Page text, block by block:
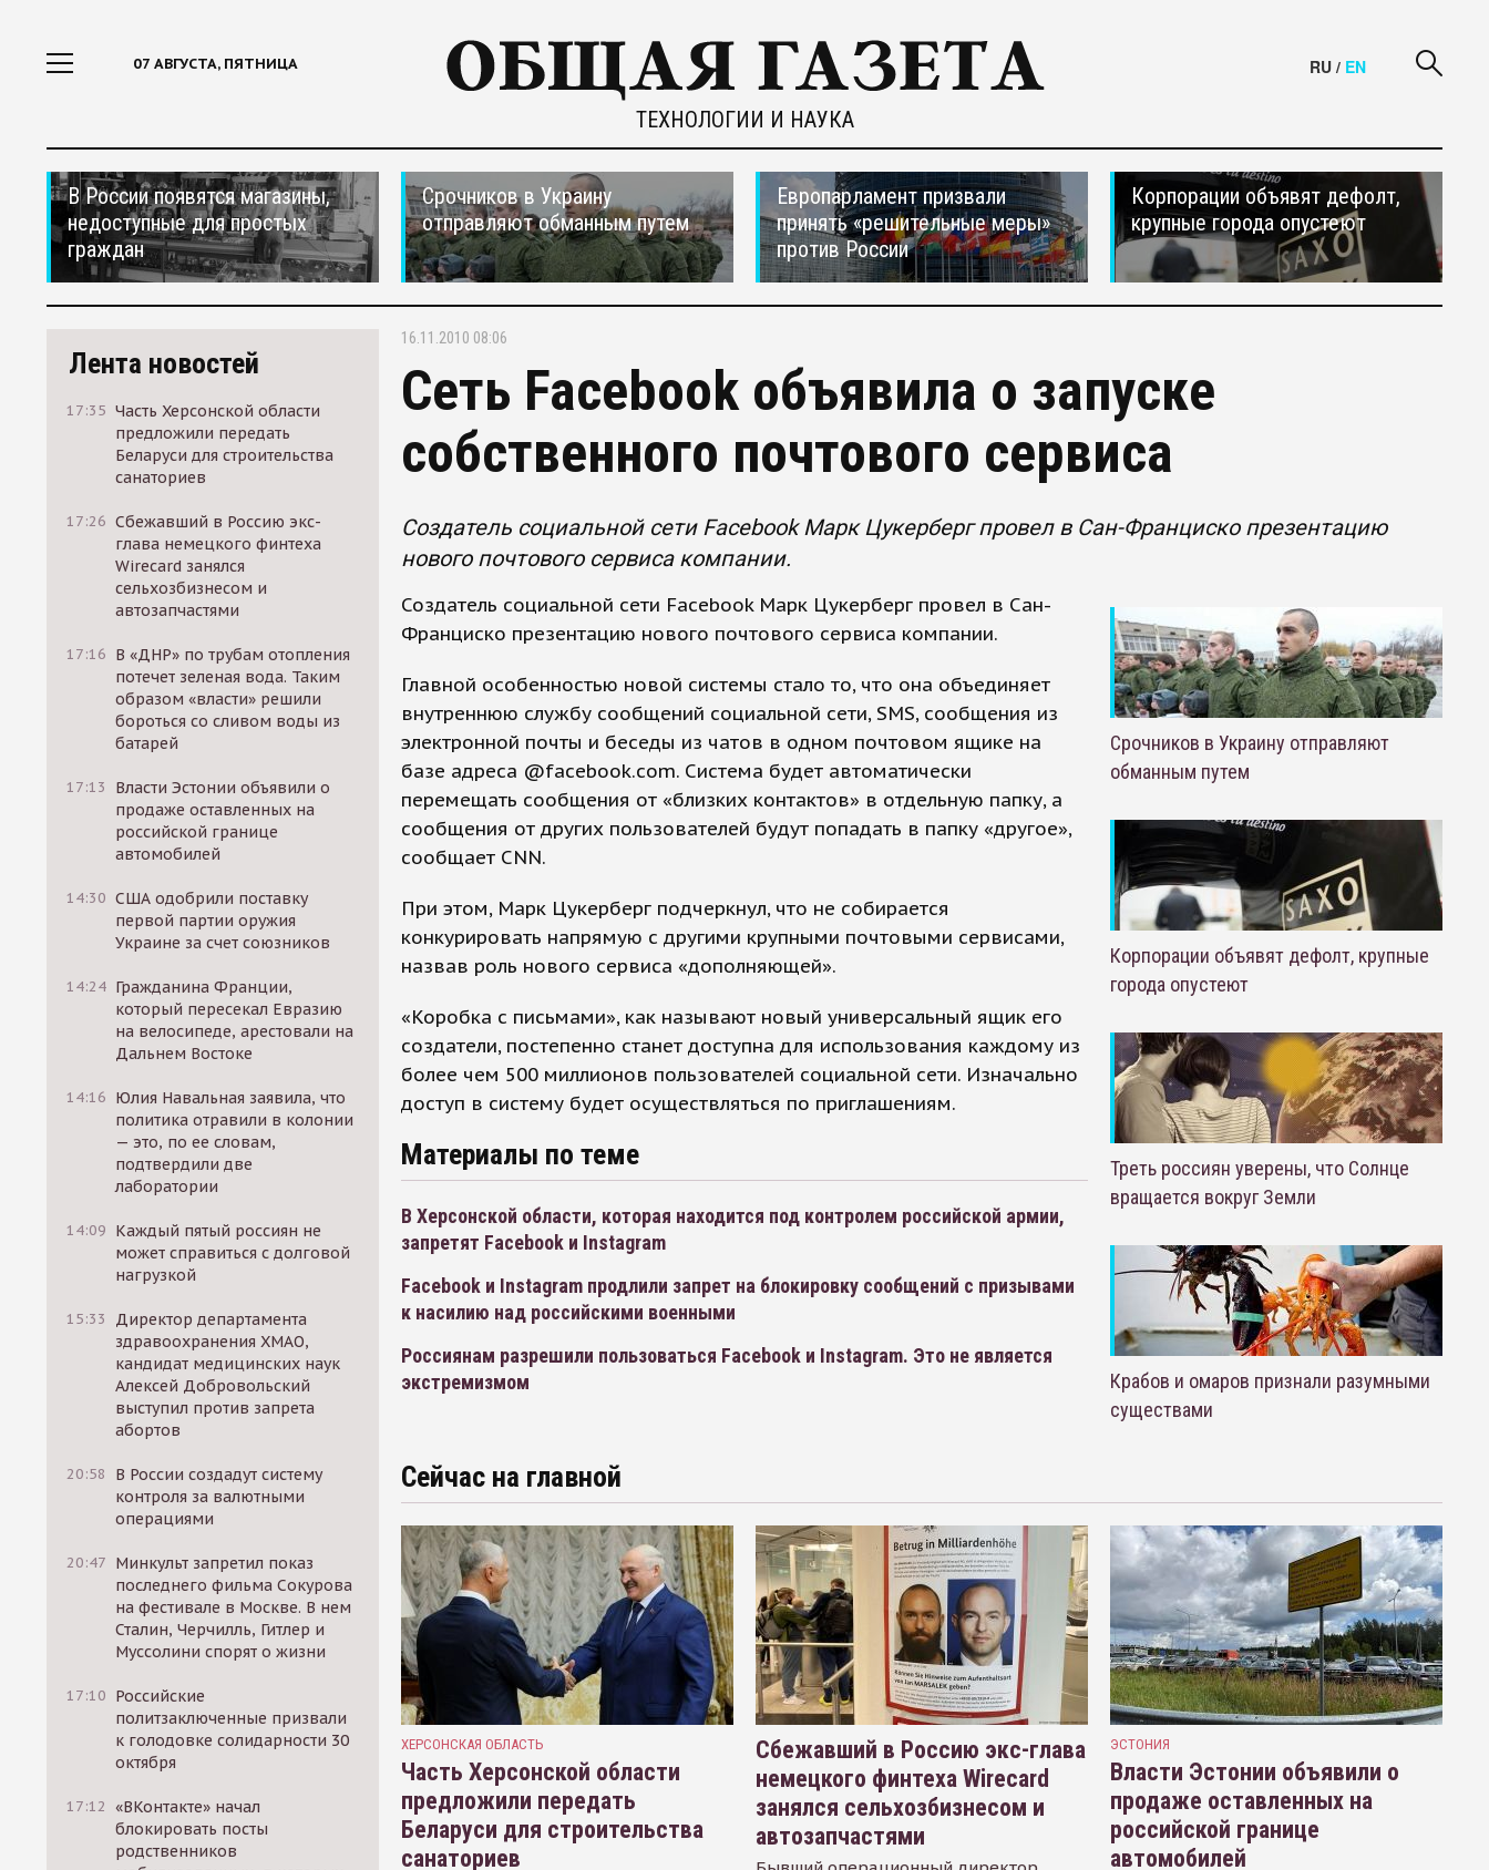
07 АВГУСТА, ПЯТНИЦА
ТЕХНОЛОГИИ И НАУКА
RU / EN
В России появятся магазины,
недоступные для простых
граждан
Срочников в Украину
отправляют обманным путем
Европарламент призвали
принять «решительные меры»
против России
Корпорации объявят дефолт,
крупные города опустеют
Лента новостей
17:35 Часть Херсонской области
предложили передать
Беларуси для строительства
санаториев
17:26 Сбежавший в Россию экс-
глава немецкого финтеха
Wirecard занялся
сельхозбизнесом и
автозапчастями
17:16 В «ДНР» по трубам отопления
потечет зеленая вода. Таким
образом «власти» решили
бороться со сливом воды из
батарей
17:13
Власти Эстонии объявили о
продаже оставленных на
российской границе
автомобилей
14:30 США одобрили поставку
первой партии оружия
Украине за счет союзников
14:24 Гражданина Франции,
который пересекал Евразию
на велосипеде, арестовали на
Дальнем Востоке
14:16 Юлия Навальная заявила, что
политика отравили в колонии
— это, по ее словам,
подтвердили две
лаборатории
14:09 Каждый пятый россиян не
может справиться с долговой
нагрузкой
15:33
Директор департамента
здравоохранения ХМАО,
кандидат медицинских наук
Алексей Добровольский
выступил против запрета
абортов
20:58
В России создадут систему
контроля за валютными
операциями
20:47 Минкульт запретил показ
последнего фильма Сокурова
на фестивале в Москве. В нем
Сталин, Черчилль, Гитлер и
Муссолини спорят о жизни
17:10 Российские
политзаключенные призвали
к голодовке солидарности 30
октября
17:12 «ВКонтакте» начал
блокировать посты
родственников
16.11.2010 08:06
Сеть Facebook объявила о запуске
собственного почтового сервиса
Создатель социальной сети Facebook Марк Цукерберг провел в Сан-Франциско презентацию
нового почтового сервиса компании.
Создатель социальной сети Facebook Марк Цукерберг провел в Сан-
Франциско презентацию нового почтового сервиса компании.
Главной особенностью новой системы стало то, что она объединяет
внутреннюю службу сообщений социальной сети, SMS, сообщения из
электронной почты и беседы из чатов в одном почтовом ящике на
базе адреса @facebook.com. Система будет автоматически
перемещать сообщения от «близких контактов» в отдельную папку, а
сообщения от других пользователей будут попадать в папку «другое»,
сообщает CNN.
При этом, Марк Цукерберг подчеркнул, что не собирается
конкурировать напрямую с другими крупными почтовыми сервисами,
назвав роль нового сервиса «дополняющей».
«Коробка с письмами», как называют новый универсальный ящик его
создатели, постепенно станет доступна для использования каждому из
более чем 500 миллионов пользователей социальной сети. Изначально
доступ в систему будет осуществляться по приглашениям.
Материалы по теме
В Херсонской области, которая находится под контролем российской армии,
запретят Facebook и Instagram
Facebook и Instagram продлили запрет на блокировку сообщений с призывами
к насилию над российскими военными
Россиянам разрешили пользоваться Facebook и Instagram. Это не является
экстремизмом
Срочников в Украину отправляют
обманным путем
Корпорации объявят дефолт, крупные
города опустеют
Треть россиян уверены, что Солнце
вращается вокруг Земли
Крабов и омаров признали разумными
существами
Сейчас на главной
ХЕРСОНСКАЯ ОБЛАСТЬ
Часть Херсонской области
предложили передать
Беларуси для строительства
санаториев
Сбежавший в Россию экс-глава
немецкого финтеха Wirecard
занялся сельхозбизнесом и
автозапчастями
ЭСТОНИЯ
Власти Эстонии объявили о
продаже оставленных на
российской границе
автомобилей